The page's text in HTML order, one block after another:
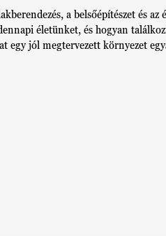
a belsőépítészet és
életünket, és hogyan
egy jól megtervezett környezet